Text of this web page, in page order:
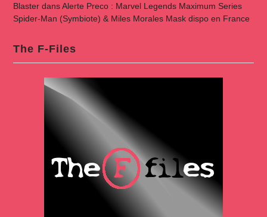
BlasterdansAlerte Preco : Marvel Legends Maximum Series
Spider-Man (Symbiote) & Miles Morales Mask dispo en France
The F-Files